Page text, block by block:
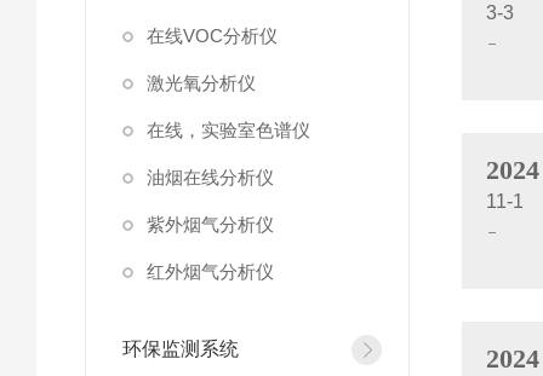
在线VOC分析仪
激光氧分析仪
在线，实验室色谱仪
油烟在线分析仪
紫外烟气分析仪
红外烟气分析仪
环保监测系统
3-3
2024
11-1
2024